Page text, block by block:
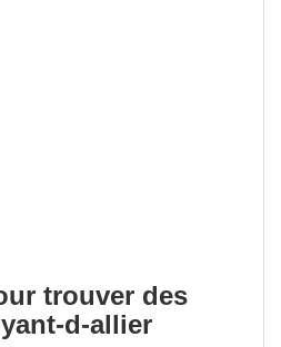
trouver des
d-allier